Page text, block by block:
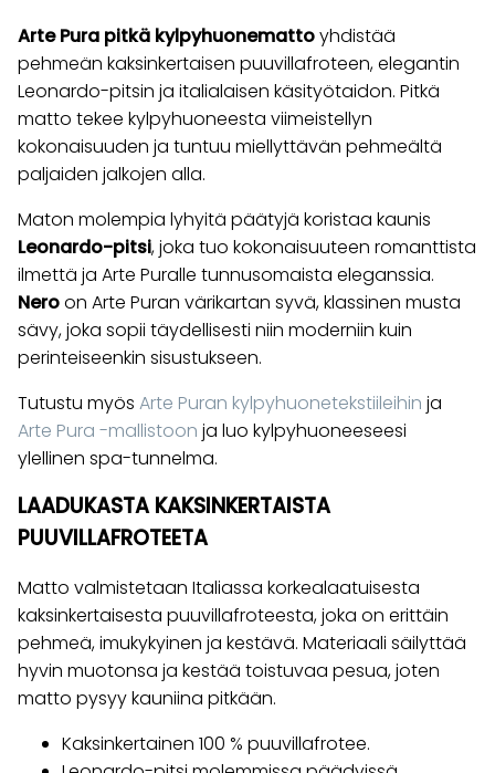
Arte Pura pitkä kylpyhuonemattoyhdistää
pehmeän kaksinkertaisen puuvillafroteen, elegantin
Leonardo-pitsin ja italialaisen käsityötaidon. Pitkä
matto tekee kylpyhuoneesta viimeistellyn
kokonaisuuden ja tuntuu miellyttävän pehmeältä
paljaiden jalkojen alla.
Maton molempia lyhyitä päätyjä koristaa kaunis
Leonardo-pitsi, joka tuo kokonaisuuteen romanttista
ilmettä ja Arte Puralle tunnusomaista eleganssia.
Neroon Arte Puran värikartan syvä, klassinen musta
sävy, joka sopii täydellisesti niin moderniin kuin
perinteiseenkin sisustukseen.
Tutustu myös Arte Puran kylpyhuonetekstiileihin ja
Arte Pura -mallistoon ja luo kylpyhuoneeseesi
ylellinen spa-tunnelma.
LAADUKASTA KAKSINKERTAISTA
PUUVILLAFROTEETA
Matto valmistetaan Italiassa korkealaatuisesta
kaksinkertaisesta puuvillafroteesta, joka on erittäin
pehmeä, imukykyinen ja kestävä. Materiaali säilyttää
hyvin muotonsa ja kestää toistuvaa pesua, joten
matto pysyy kauniina pitkään.
Kaksinkertainen 100 % puuvillafrotee.